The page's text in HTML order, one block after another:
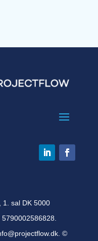
1. sal DK 5000
. ©